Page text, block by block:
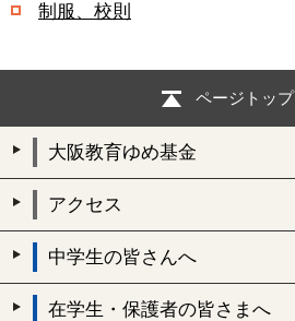
制服、校則
ページトップ
大阪教育ゆめ基金
アクセス
中学生の皆さんへ
在学生・保護者の皆さまへ